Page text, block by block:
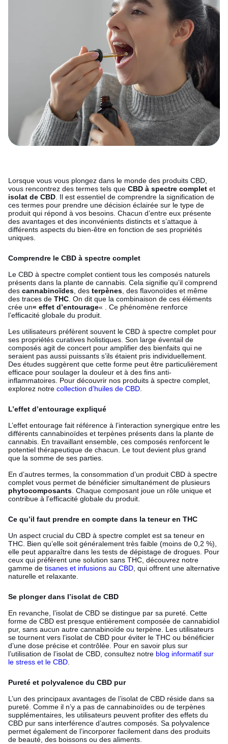
Lorsque vous vous plongez dans le monde des produits CBD,
vous rencontrez des termes tels que CBD à spectre complet et
isolat de CBD . Il est essentiel de comprendre la signification de
ces termes pour prendre une décision éclairée sur le type de
produit qui répond à vos besoins. Chacun d’entre eux présente
des avantages et des inconvénients distincts et s’attaque à
différents aspects du bien-être en fonction de ses propriétés
uniques.
Comprendre le CBD à spectre complet
Le CBD à spectre complet contient tous les composés naturels
présents dans la plante de cannabis. Cela signifie qu’il comprend
des cannabinoïdes , des terpènes , des flavonoïdes et même
des traces de THC . On dit que la combinaison de ces éléments
crée un« effet d’entourage« . Ce phénomène renforce
l’efficacité globale du produit.
Les utilisateurs préfèrent souvent le CBD à spectre complet pour
ses propriétés curatives holistiques. Son large éventail de
composés agit de concert pour amplifier des bienfaits qui ne
seraient pas aussi puissants s’ils étaient pris individuellement.
Des études suggèrent que cette forme peut être particulièrement
efficace pour soulager la douleur et à des fins anti-
inflammatoires. Pour découvrir nos produits à spectre complet,
explorez notre collection d’huiles de CBD
L’effet d’entourage expliqué
L’effet entourage fait référence à l’interaction synergique entre les
différents cannabinoïdes et terpènes présents dans la plante de
cannabis. En travaillant ensemble, ces composés renforcent le
potentiel thérapeutique de chacun. Le tout devient plus grand
que la somme de ses parties.
En d’autres termes, la consommation d’un produit CBD à spectre
complet vous permet de bénéficier simultanément de plusieurs
phytocomposants . Chaque composant joue un rôle unique et
contribue à l’efficacité globale du produit.
Ce qu’il faut prendre en compte dans la teneur en THC
Un aspect crucial du CBD à spectre complet est sa teneur en
THC. Bien qu’elle soit généralement très faible (moins de 0,2 %),
elle peut apparaître dans les tests de dépistage de drogues. Pour
ceux qui préfèrent une solution sans THC, découvrez notre
gamme de tisanes et infusions au CBD , qui offrent une alternative
naturelle et relaxante.
Se plonger dans l’isolat de CBD
En revanche, l’isolat de CBD se distingue par sa pureté. Cette
forme de CBD est presque entièrement composée de cannabidiol
pur, sans aucun autre cannabinoïde ou terpène. Les utilisateurs
se tournent vers l’isolat de CBD pour éviter le THC ou bénéficier
d’une dose précise et contrôlée. Pour en savoir plus sur
l’utilisation de l’isolat de CBD, consultez notre blog informatif sur
le stress et le CBD
Pureté et polyvalence du CBD pur
L’un des principaux avantages de l’isolat de CBD réside dans sa
pureté. Comme il n’y a pas de cannabinoïdes ou de terpènes
supplémentaires, les utilisateurs peuvent profiter des effets du
CBD pur sans interférence d’autres composés. Sa polyvalence
permet également de l’incorporer facilement dans des produits
de beauté, des boissons ou des aliments.